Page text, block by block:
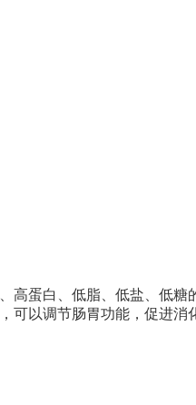
蛋白、低脂、低盐、低糖
以调节肠胃功能，促进消